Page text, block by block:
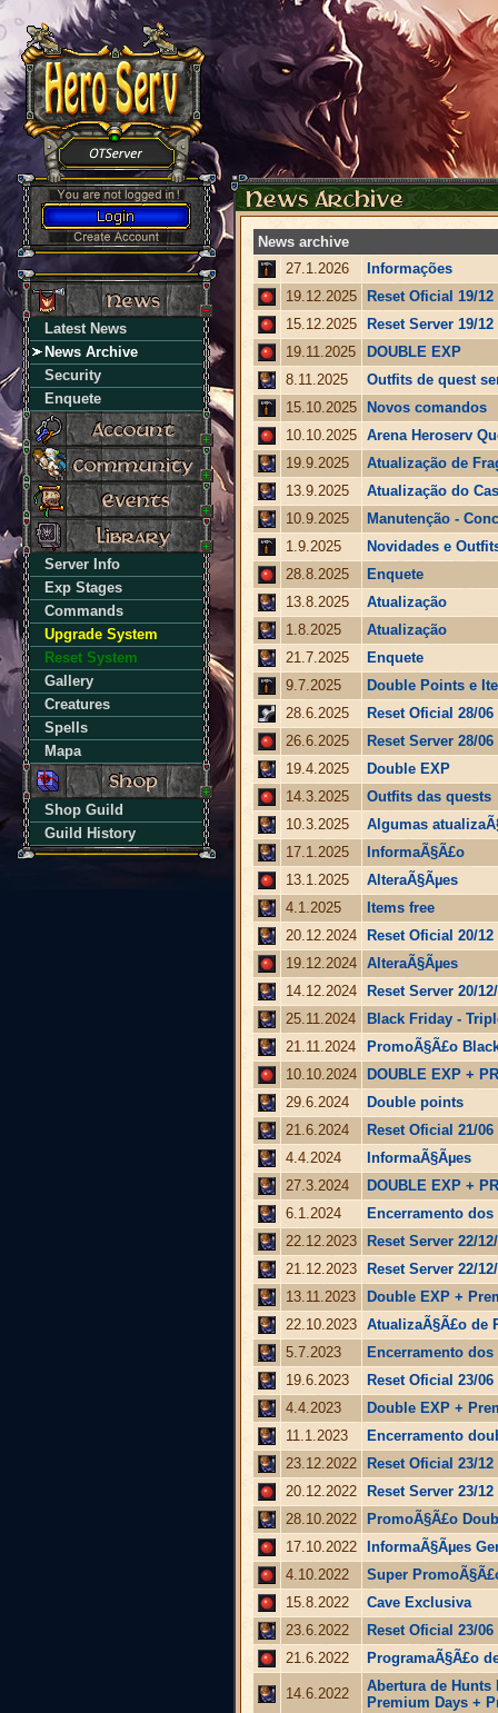
Latest News
News Archive
Security
Enquete
Server Info
Exp Stages
Commands
Upgrade System
Reset System
Gallery
Creatures
Spells
Mapa
Shop Guild
Guild History
News archive
27.1.2026
Informações
19.12.2025
Reset Oficial 19/12
15.12.2025
Reset Server 19/
19.11.2025
DOUBLE EXP
8.11.2025
Outfits de quest
15.10.2025
Novos comandos
10.10.2025 Arena Heroserv
19.9.2025
Atualização de
13.9.2025
Atualização do
10.9.2025
Manutenção -
1.9.2025
Novidades e
28.8.2025
Enquete
13.8.2025
Atualização
1.8.2025
Atualização
21.7.2025
Enquete
9.7.2025
Double Points e
28.6.2025
Reset Oficial 28/06
26.6.2025
Reset Server 28/
19.4.2025
Double EXP
14.3.2025
Outfits das quests
10.3.2025
Algumas
17.1.2025
InformaÃ§Ã£o
13.1.2025
AlteraÃ§Ãµes
4.1.2025
Items free
20.12.2024
Reset Oficial 20/12
19.12.2024 AlteraÃ§Ãµes
14.12.2024
Reset Server 20/
25.11.2024
Black Friday -
21.11.2024
PromoÃ§Ã£o
10.10.2024
DOUBLE EXP +
29.6.2024
Double points
21.6.2024
Reset Oficial 21/06
4.4.2024
InformaÃ§Ãµes
27.3.2024
DOUBLE EXP +
6.1.2024
Encerramento
22.12.2023
Reset Server 22/
21.12.2023
Reset Server 22/
13.11.2023
Double EXP +
22.10.2023 AtualizaÃ§Ã£o de
5.7.2023
Encerramento
19.6.2023
Reset Oficial 23/06
4.4.2023
Double EXP +
11.1.2023
Encerramento
23.12.2022
Reset Oficial 23/12
20.12.2022
Reset Server 23/
28.10.2022
PromoÃ§Ã£o
17.10.2022
InformaÃ§Ãµes
4.10.2022
Super
15.8.2022
Cave Exclusiva
23.6.2022
Reset Oficial 23/06
21.6.2022
ProgramaÃ§Ã£o
14.6.2022
Abertura de Hunts
Premium Days +